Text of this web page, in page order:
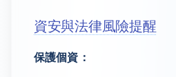
資安與法律風險提醒
保護個資：